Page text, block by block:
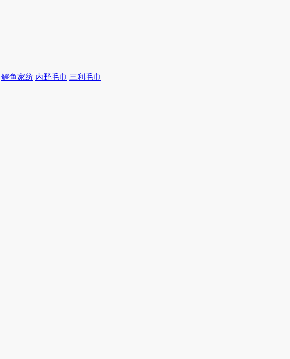
鳄鱼家纺 内野毛巾 三利毛巾